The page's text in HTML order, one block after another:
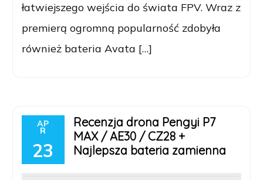
łatwiejszego wejścia do świata FPV. Wraz z
premierą ogromną popularność zdobyła
również bateria Avata […]
AP
R
23
Recenzja drona Pengyi P7
MAX / AE30 / CZ28 +
Najlepsza bateria zamienna